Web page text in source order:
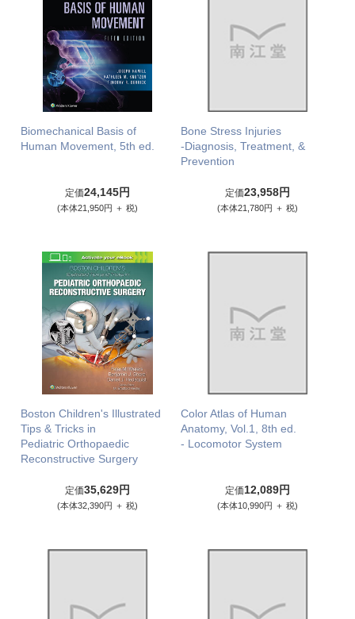
Biomechanical Basis of
Human Movement, 5th ed.
定価24,145円
(本体21,950円 ＋ 税)
Bone Stress Injuries
-Diagnosis, Treatment, &
Prevention
定価23,958円
(本体21,780円 ＋ 税)
Boston Children's Illustrated
Tips & Tricks in
Pediatric Orthopaedic
Reconstructive Surgery
定価35,629円
(本体32,390円 ＋ 税)
Color Atlas of Human
Anatomy, Vol.1, 8th ed.
- Locomotor System
定価12,089円
(本体10,990円 ＋ 税)